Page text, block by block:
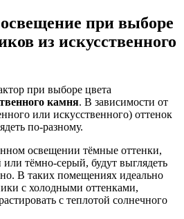
при выборе
из искусственного
при выборе цвета
камня. В зависимости от
или искусственного) оттенок
по-разному.
освещении тёмные оттенки,
тёмно-серый, будут выглядеть
В таких помещениях идеально
с холодными оттенками,
с теплотой солнечного